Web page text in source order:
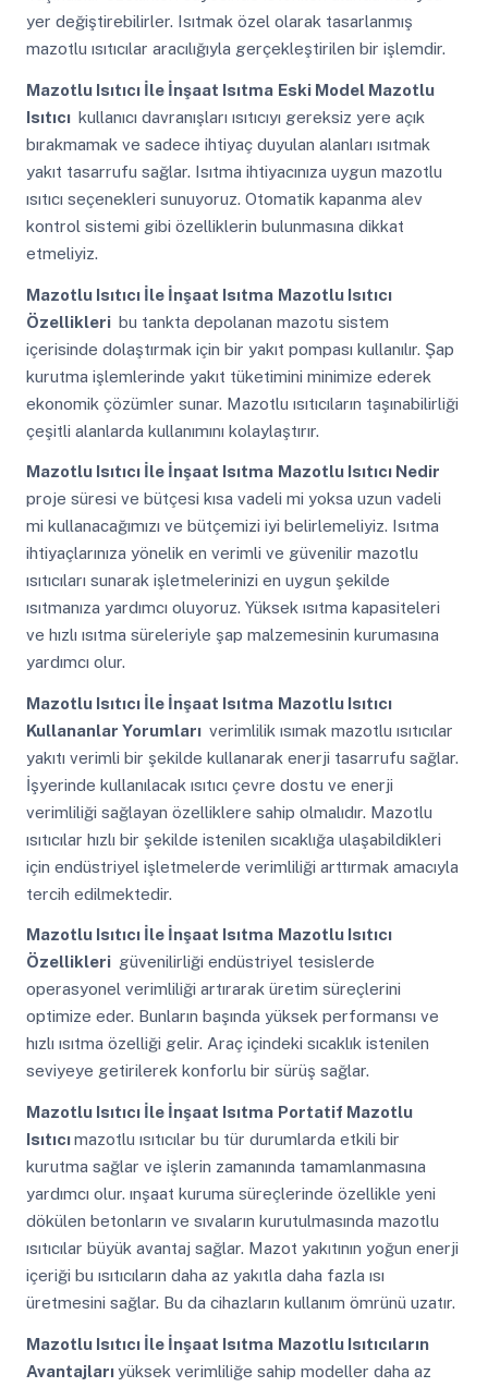
yer değiştirebilirler. Isıtmak özel olarak tasarlanmış
mazotlu ısıtıcılar aracılığıyla gerçekleştirilen bir işlemdir.
Mazotlu Isıtıcı İle İnşaat Isıtma Eski Model Mazotlu
Isıtıcı kullanıcı davranışları ısıtıcıyı gereksiz yere açık
bırakmamak ve sadece ihtiyaç duyulan alanları ısıtmak
yakıt tasarrufu sağlar. Isıtma ihtiyacınıza uygun mazotlu
ısıtıcı seçenekleri sunuyoruz. Otomatik kapanma alev
kontrol sistemi gibi özelliklerin bulunmasına dikkat
etmeliyiz.
Mazotlu Isıtıcı İle İnşaat Isıtma Mazotlu Isıtıcı
Özellikleri bu tankta depolanan mazotu sistem
içerisinde dolaştırmak için bir yakıt pompası kullanılır. Şap
kurutma işlemlerinde yakıt tüketimini minimize ederek
ekonomik çözümler sunar. Mazotlu ısıtıcıların taşınabilirliği
çeşitli alanlarda kullanımını kolaylaştırır.
Mazotlu Isıtıcı İle İnşaat Isıtma Mazotlu Isıtıcı Nedir
proje süresi ve bütçesi kısa vadeli mi yoksa uzun vadeli
mi kullanacağımızı ve bütçemizi iyi belirlemeliyiz. Isıtma
ihtiyaçlarınıza yönelik en verimli ve güvenilir mazotlu
ısıtıcıları sunarak işletmelerinizi en uygun şekilde
ısıtmanıza yardımcı oluyoruz. Yüksek ısıtma kapasiteleri
ve hızlı ısıtma süreleriyle şap malzemesinin kurumasına
yardımcı olur.
Mazotlu Isıtıcı İle İnşaat Isıtma Mazotlu Isıtıcı
Kullananlar Yorumları verimlilik ısımak mazotlu ısıtıcılar
yakıtı verimli bir şekilde kullanarak enerji tasarrufu sağlar.
İşyerinde kullanılacak ısıtıcı çevre dostu ve enerji
verimliliği sağlayan özelliklere sahip olmalıdır. Mazotlu
ısıtıcılar hızlı bir şekilde istenilen sıcaklığa ulaşabildikleri
için endüstriyel işletmelerde verimliliği arttırmak amacıyla
tercih edilmektedir.
Mazotlu Isıtıcı İle İnşaat Isıtma Mazotlu Isıtıcı
Özellikleri güvenilirliği endüstriyel tesislerde
operasyonel verimliliği artırarak üretim süreçlerini
optimize eder. Bunların başında yüksek performansı ve
hızlı ısıtma özelliği gelir. Araç içindeki sıcaklık istenilen
seviyeye getirilerek konforlu bir sürüş sağlar.
Mazotlu Isıtıcı İle İnşaat Isıtma Portatif Mazotlu
Isıtıcımazotlu ısıtıcılar bu tür durumlarda etkili bir
kurutma sağlar ve işlerin zamanında tamamlanmasına
yardımcı olur. ınşaat kuruma süreçlerinde özellikle yeni
dökülen betonların ve sıvaların kurutulmasında mazotlu
ısıtıcılar büyük avantaj sağlar. Mazot yakıtının yoğun enerji
içeriği bu ısıtıcıların daha az yakıtla daha fazla ısı
üretmesini sağlar. Bu da cihazların kullanım ömrünü uzatır.
Mazotlu Isıtıcı İle İnşaat Isıtma Mazotlu Isıtıcıların
Avantajlarıyüksek verimliliğe sahip modeller daha az